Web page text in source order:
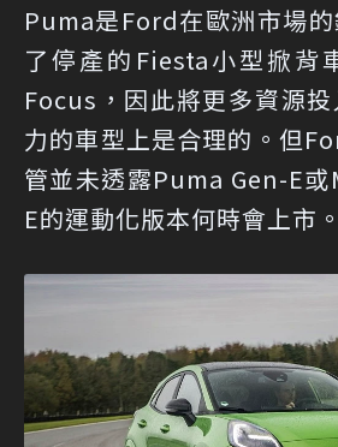
Puma是Ford在歐洲市場
了停產的Fiesta小型掀背
Focus，因此將更多資源
力的車型上是合理的。但
管並未透露Puma Gen-E
E的運動化版本何時會上市。